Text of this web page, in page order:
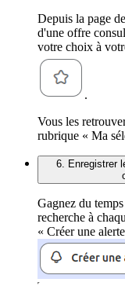
Depuis la page
d'une offre
votre choix à
.
Vous les
rubrique « Ma
6. Enregistrer
Gagnez du
recherche à
« Créer une